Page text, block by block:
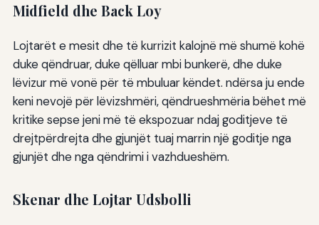
Midfield dhe Back Loy
Lojtarët e mesit dhe të kurrizit kalojnë më shumë kohë
duke qëndruar, duke qëlluar mbi bunkerë, dhe duke
lëvizur më vonë për të mbuluar këndet. ndërsa ju ende
keni nevojë për lëvizshmëri, qëndrueshmëria bëhet më
kritike sepse jeni më të ekspozuar ndaj goditjeve të
drejtpërdrejta dhe gjunjët tuaj marrin një goditje nga
gjunjët dhe nga qëndrimi i vazhdueshëm.
Skenar dhe Lojtar Udsbolli